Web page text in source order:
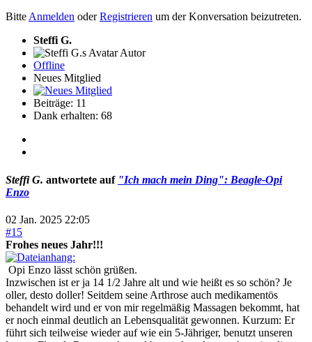
BitteAnmelden oderRegistrieren um der Konversation beizutreten.
Steffi G.
Autor
Offline
Neues Mitglied
Beiträge: 11
Dank erhalten: 68
Steffi G. antwortete auf "Ich mach mein Ding": Beagle-Opi
Enzo
02 Jan. 2025 22:05
#15
Frohes neues Jahr!!!
Opi Enzo lässt schön grüßen.
Inzwischen ist er ja 14 1/2 Jahre alt und wie heißt es so schön? Je
oller, desto doller! Seitdem seine Arthrose auch medikamentös
behandelt wird und er von mir regelmäßig Massagen bekommt, hat
er noch einmal deutlich an Lebensqualität gewonnen. Kurzum: Er
führt sich teilweise wieder auf wie ein 5-Jähriger, benutzt unseren